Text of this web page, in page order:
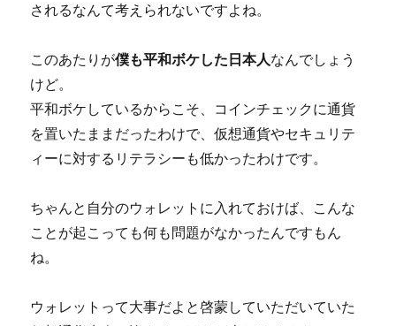
されるなんて考えられないですよね。
このあたりが僕も平和ボケした日本人なんでしょう
けど。
平和ボケしているからこそ、コインチェックに通貨
を置いたままだったわけで、仮想通貨やセキュリテ
ィーに対するリテラシーも低かったわけです。
ちゃんと自分のウォレットに入れておけば、こんな
ことが起こっても何も問題がなかったんですもん
ね。
ウォレットって大事だよと啓蒙していただいていた